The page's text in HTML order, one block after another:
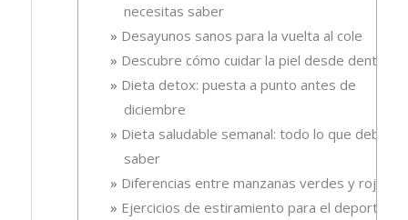
necesitas saber
Desayunos sanos para la vuelta al cole
Descubre cómo cuidar la piel desde dentro
Dieta detox: puesta a punto antes de
diciembre
Dieta saludable semanal: todo lo que debes
saber
Diferencias entre manzanas verdes y rojas
Ejercicios de estiramiento para el deporte